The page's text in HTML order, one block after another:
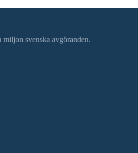
svenska avgöranden.